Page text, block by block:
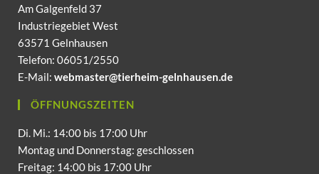
Am Galgenfeld 37
Industriegebiet West
63571 Gelnhausen
Telefon: 06051/2550
E-Mail: webmaster@tierheim-gelnhausen.de
ÖFFNUNGSZEITEN
Di. Mi.: 14:00 bis 17:00 Uhr
Montag und Donnerstag: geschlossen
Freitag: 14:00 bis 17:00 Uhr